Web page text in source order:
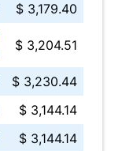
$ 3,179.40
$ 3,204.51
$ 3,230.44
$ 3,144.14
$ 3,144.14